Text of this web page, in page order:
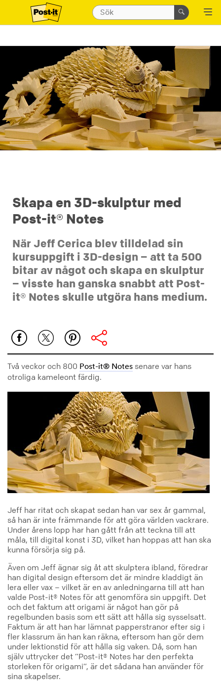
Skapa en 3D-skulptur med
Post-it® Notes
När Jeff Cerica blev tilldelad sin
kursuppgift i 3D-design – att ta 500
bitar av något och skapa en skulptur
– visste han ganska snabbt att Post-
it® Notes skulle utgöra hans medium.
Två veckor och 800 Post-it® Notes senare var hans
otroliga kameleont färdig.
Jeff har ritat och skapat sedan han var sex år gammal,
så han är inte främmande för att göra världen vackrare.
Under årens lopp har han gått från att teckna till att
måla, till digital konst i 3D, vilket han hoppas att han ska
kunna försörja sig på.
Även om Jeff ägnar sig åt att skulptera ibland, föredrar
han digital design eftersom det är mindre kladdigt än
lera eller vax – vilket är en av anledningarna till att han
valde Post-it® Notes för att genomföra sin uppgift. Det
och det faktum att origami är något han gör på
regelbunden basis som ett sätt att hålla sig sysselsatt.
Faktum är att han har lämnat papperstranor efter sig i
fler klassrum än han kan räkna, eftersom han gör dem
under lektionstid för att hålla sig vaken. Då, som han
själv uttrycker det ”Post-it® Notes har den perfekta
storleken för origami”, är det sådana han använder för
sina skapelser.